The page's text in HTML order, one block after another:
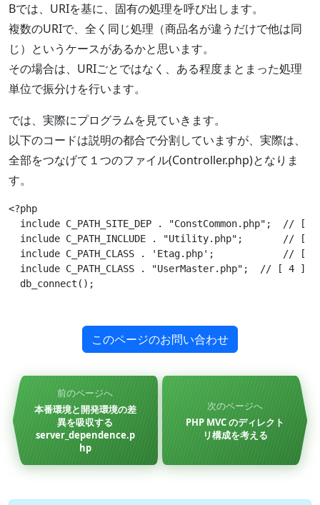
Bでは、URIを基に、固有の処理を呼び出します。
複数のURIで、全く同じ処理（商品名が違うだけで他は同
じ）というケースがあるかと思います。
その場合は、URIごとではなく、ある程度まとまった処理
単位で振分けを行います。
では、実際にプログラムを見ていきます。
以下のコードは説明の都合で分割していますが、実際は、
全部をつなげて１つのファイル(Controller.php)となりま
す。
<?php
  include C_PATH_SITE_DEP . "ConstCommon.php";
// [
  include C_PATH_INCLUDE . "Utility.php";
// [
  include C_PATH_CLASS . 'Etag.php';
// [
  include C_PATH_CLASS . "UserMaster.php";
// [ 4 ]
このページのお問い合わせ
前のページへ
本番環境と開発環境の差
異を吸収する
server_dependence.p
hp
次のページへ
PHP MVC のディレクト
リ構成を考える